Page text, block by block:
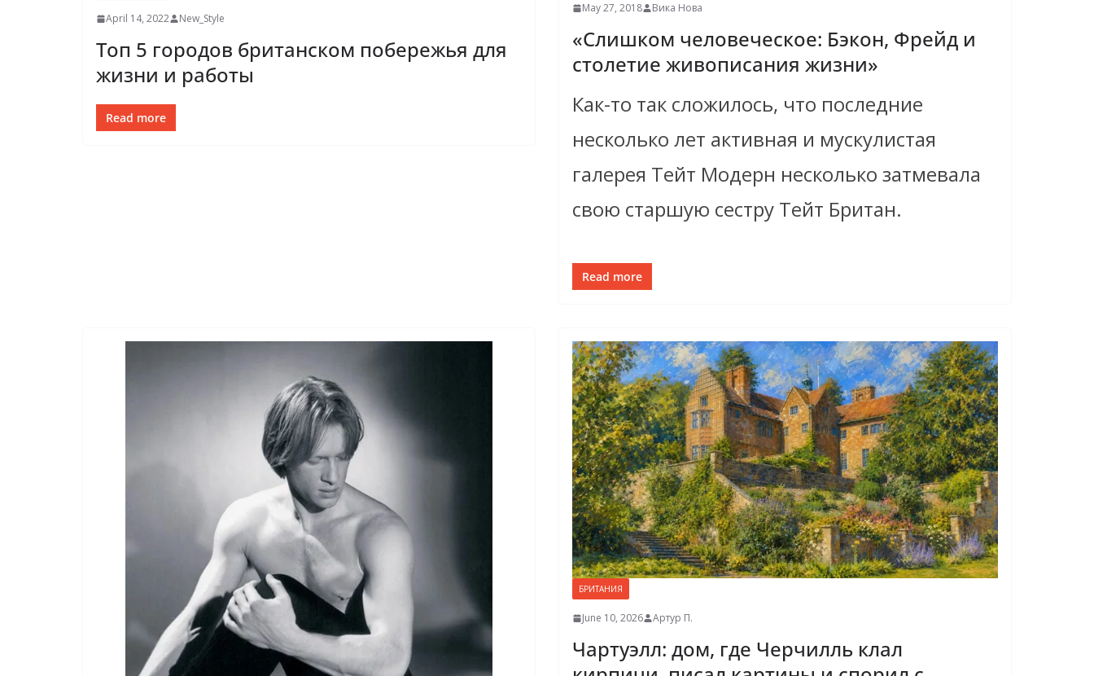
April 14, 2022 New_Style
Топ 5 городов британском побережья для
жизни и работы
Read more
May 27, 2018 Вика Нова
«Слишком человеческое: Бэкон, Фрейд и
столетие живописания жизни»
Как-то так сложилось, что последние
несколько лет активная и мускулистая
галерея Тейт Модерн несколько затмевала
свою старшую сестру Тейт Британ.
Read more
БРИТАНИЯ
June 10, 2026 Артур П.
Чартуэлл: дом, где Черчилль клал